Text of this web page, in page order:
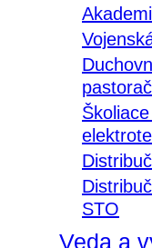
STO
Veda a